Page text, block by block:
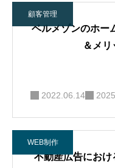
顧客管理
ベルメゾンのホー
＆メリ
2022.06.14
WEB制作
不動産広告におけ